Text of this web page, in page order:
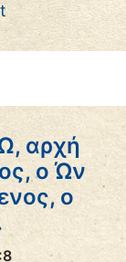
αρχή
ο Ών
ο